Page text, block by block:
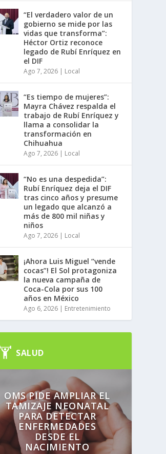
“El verdadero valor de un
gobierno se mide por las
vidas que transforma”:
Héctor Ortiz reconoce
legado de Rubí Enríquez en
el DIF
Ago 7, 2026 | Local
“Es tiempo de mujeres”:
Mayra Chávez respalda el
trabajo de Rubí Enríquez y
llama a consolidar la
transformación en
Chihuahua
Ago 7, 2026 | Local
“No es una despedida”:
Rubí Enríquez deja el DIF
tras cinco años y presume
un legado que alcanzó a
más de 800 mil niñas y
niños
Ago 7, 2026 | Local
¡Ahora Luis Miguel “vende
cocas”! El Sol protagoniza
la nueva campaña de
Coca-Cola por sus 100
años en México
Ago 6, 2026 | Entretenimiento
SALUD
OMS PIDE AMPLIAR EL
TAMIZAJE NEONATAL
PARA DETECTAR
ENFERMEDADES
DESDE EL
NACIMIENTO